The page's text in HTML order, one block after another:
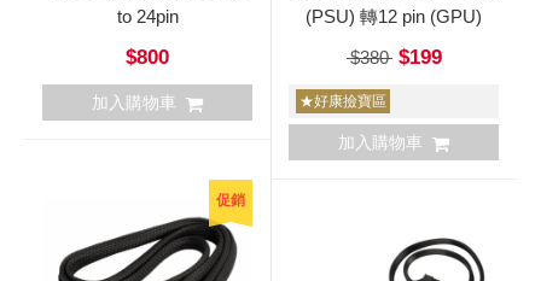
to 24pin
$800
加入購物車
(PSU) 轉12 pin (GPU)
$380$199
★好康撿寶區
加入購物車
促銷